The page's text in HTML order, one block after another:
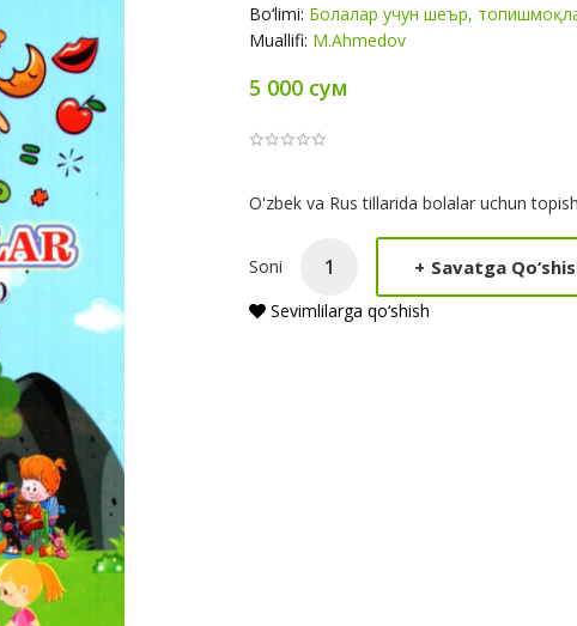
Bo‘limi: Болалар учун шеър,
Muallifi: M.Ahmedov
5 000 сум
Product
O'zbek va Rus tillarida bolalar uchun
Soni + Savatga
Sevimlilarga qo‘shish